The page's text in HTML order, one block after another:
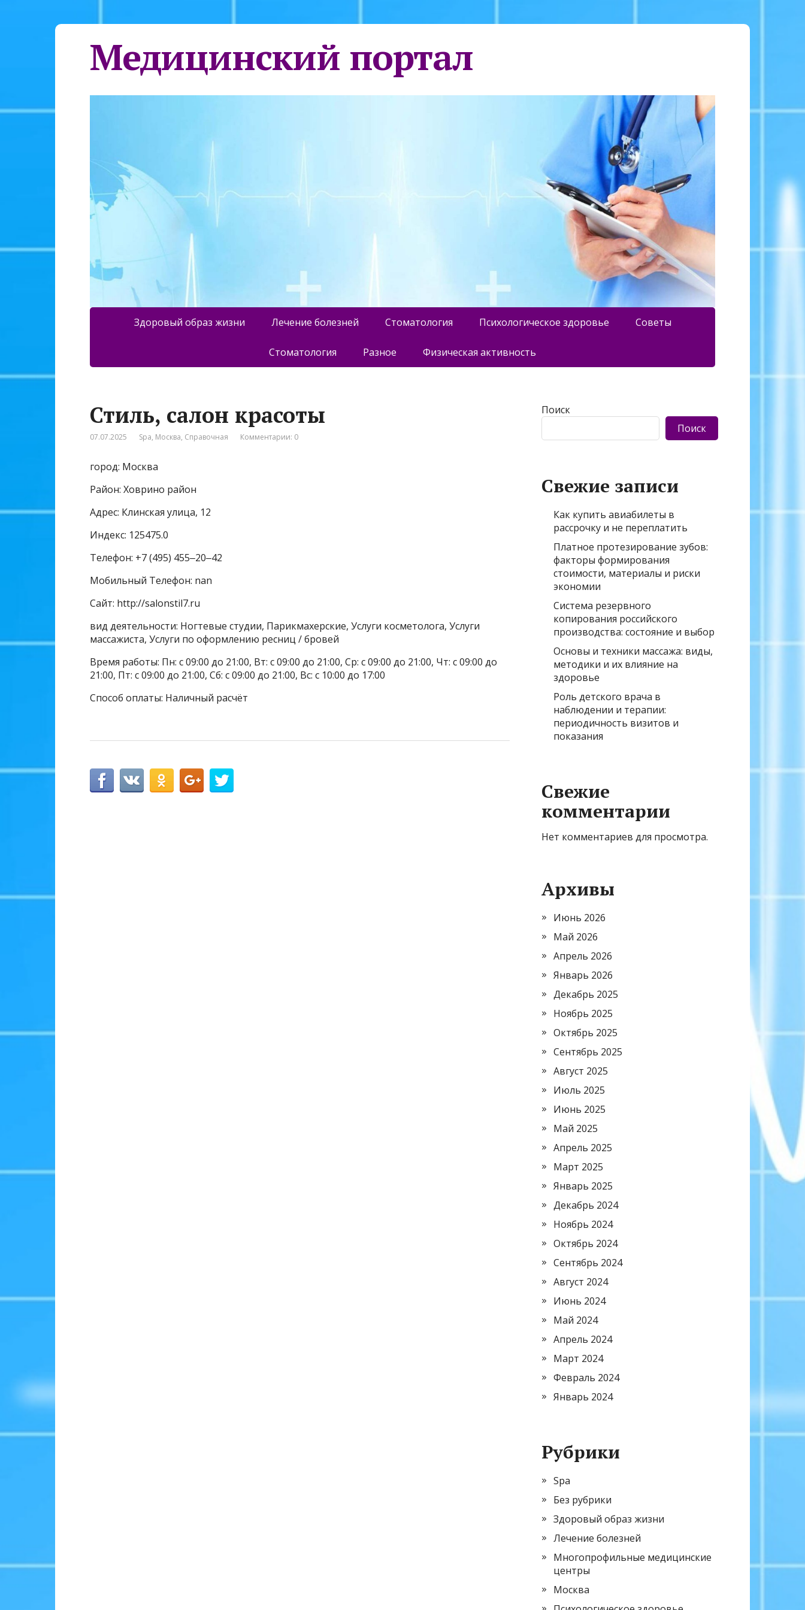
Медицинский портал
Здоровый образ жизни Лечение болезней Стоматология Психологическое здоровье Советы
Стоматология Разное Физическая активность
Стиль, салон красоты
07.07.2025 Spa, Москва, Справочная Комментарии: 0
город: Москва
Район: Ховрино район
Адрес: Клинская улица, 12
Индекс: 125475.0
Телефон: +7 (495) 455‒20‒42
Мобильный Телефон: nan
Сайт: http://salonstil7.ru
вид деятельности: Ногтевые студии, Парикмахерские, Услуги косметолога, Услуги
массажиста, Услуги по оформлению ресниц / бровей
Время работы: Пн: с 09:00 до 21:00, Вт: с 09:00 до 21:00, Ср: с 09:00 до 21:00, Чт: с 09:00 до
21:00, Пт: с 09:00 до 21:00, Сб: с 09:00 до 21:00, Вс: с 10:00 до 17:00
Способ оплаты: Наличный расчёт
Поиск
Поиск
Свежие записи
Как купить авиабилеты в
рассрочку и не переплатить
Платное протезирование зубов:
факторы формирования
стоимости, материалы и риски
экономии
Система резервного
копирования российского
производства: состояние и выбор
Основы и техники массажа: виды,
методики и их влияние на
здоровье
Роль детского врача в
наблюдении и терапии:
периодичность визитов и
показания
Свежие
комментарии
Нет комментариев для просмотра.
Архивы
Июнь 2026
Май 2026
Апрель 2026
Январь 2026
Декабрь 2025
Ноябрь 2025
Октябрь 2025
Сентябрь 2025
Август 2025
Июль 2025
Июнь 2025
Май 2025
Апрель 2025
Март 2025
Январь 2025
Декабрь 2024
Ноябрь 2024
Октябрь 2024
Сентябрь 2024
Август 2024
Июнь 2024
Май 2024
Апрель 2024
Март 2024
Февраль 2024
Январь 2024
Рубрики
Spa
Без рубрики
Здоровый образ жизни
Лечение болезней
Многопрофильные медицинские
центры
Москва